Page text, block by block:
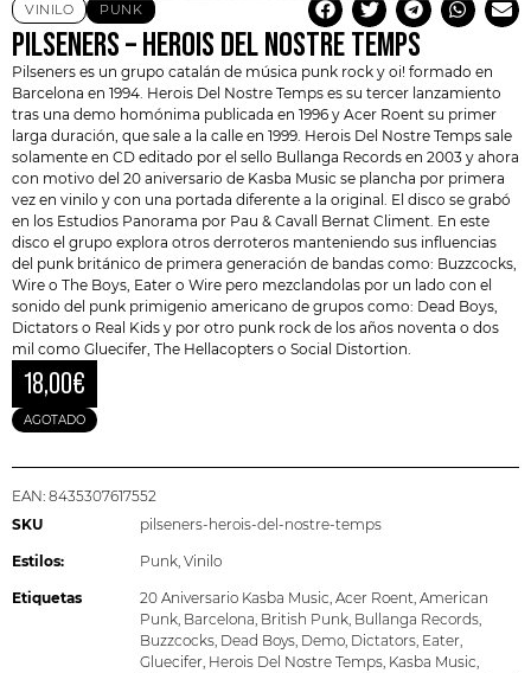
VINILO PUNK
PILSENERS – HEROIS DEL NOSTRE TEMPS
Pilseners es un grupo catalán de música punk rock y oi! formado en
Barcelona en 1994. Herois Del Nostre Temps es su tercer lanzamiento
tras una demo homónima publicada en 1996 y Acer Roent su primer
larga duración, que sale a la calle en 1999. Herois Del Nostre Temps sale
solamente en CD editado por el sello Bullanga Records en 2003 y ahora
con motivo del 20 aniversario de Kasba Music se plancha por primera
vez en vinilo y con una portada diferente a la original. El disco se grabó
en los Estudios Panorama por Pau & Cavall Bernat Climent. En este
disco el grupo explora otros derroteros manteniendo sus influencias
del punk británico de primera generación de bandas como: Buzzcocks,
Wire o The Boys, Eater o Wire pero mezclandolas por un lado con el
sonido del punk primigenio americano de grupos como: Dead Boys,
Dictators o Real Kids y por otro punk rock de los años noventa o dos
mil como Gluecifer, The Hellacopters o Social Distortion.
18,00€
AGOTADO
EAN: 8435307617552
SKU
pilseners-herois-del-nostre-temps
Estilos: Punk, Vinilo
Etiquetas 20 Aniversario Kasba Music, Acer Roent, American
Punk, Barcelona, British Punk, Bullanga Records,
Buzzcocks, Dead Boys, Demo, Dictators, Eater,
Gluecifer, Herois Del Nostre Temps, Kasba Music,